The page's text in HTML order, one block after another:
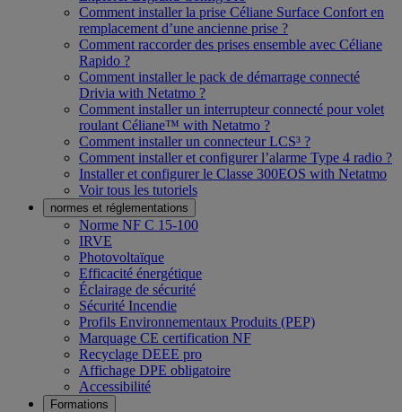
Comment installer la prise Céliane Surface Confort en
remplacement d’une ancienne prise ?
Comment raccorder des prises ensemble avec Céliane
Rapido ?
Comment installer le pack de démarrage connecté
Drivia with Netatmo ?
Comment installer un interrupteur connecté pour volet
roulant Céliane™ with Netatmo ?
Comment installer un connecteur LCS³ ?
Comment installer et configurer l’alarme Type 4 radio ?
Installer et configurer le Classe 300EOS with Netatmo
Voir tous les tutoriels
normes et réglementations
Norme NF C 15-100
IRVE
Photovoltaïque
Efficacité énergétique
Éclairage de sécurité
Sécurité Incendie
Profils Environnementaux Produits (PEP)
Marquage CE certification NF
Recyclage DEEE pro
Affichage DPE obligatoire
Accessibilité
Formations